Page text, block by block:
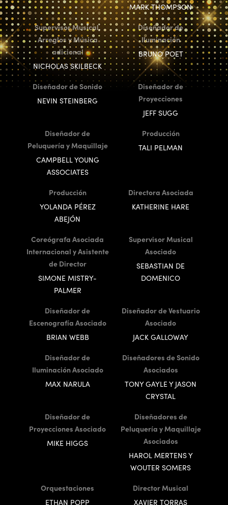
MARK THOMPSON
Supervisor Musical,
Arreglos y Música
adicional
NICHOLAS SKILBECK
Diseñador de
Iluminación
BRUNO POET
Diseñador de Sonido
NEVIN STEINBERG
Diseñador de
Proyecciones
JEFF SUGG
Diseñador de
Peluquería y Maquillaje
CAMPBELL YOUNG
ASSOCIATES
Producción
TALI PELMAN
Producción
YOLANDA PÉREZ
ABEJÓN
Directora Asociada
KATHERINE HARE
Coreógrafa Asociada
Internacional y Asistente
de Director
SIMONE MISTRY-
PALMER
Supervisor Musical
Asociado
SEBASTIAN DE
DOMENICO
Diseñador de
Escenografía Asociado
BRIAN WEBB
Diseñador de Vestuario
Asociado
JACK GALLOWAY
Diseñador de
Iluminación Asociado
MAX NARULA
Diseñadores de Sonido
Asociados
TONY GAYLE Y JASON
CRYSTAL
Diseñador de
Proyecciones Asociado
MIKE HIGGS
Diseñadores de
Peluquería y Maquillaje
Asociados
HAROL MERTENS Y
WOUTER SOMERS
Orquestaciones
ETHAN POPP
Director Musical
XAVIER TORRAS